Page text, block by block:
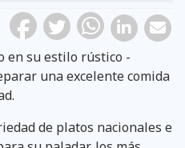
en su estilo rústico -
una excelente comida
de platos nacionales e